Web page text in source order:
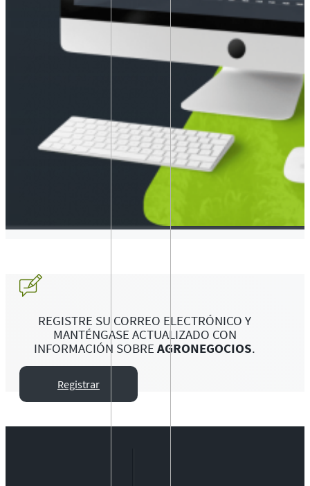
REGISTRE SU CORREO ELECTRÓNICO Y
MANTÉNGASE ACTUALIZADO CON
INFORMACIÓN SOBRE AGRONEGOCIOS.
Registrar